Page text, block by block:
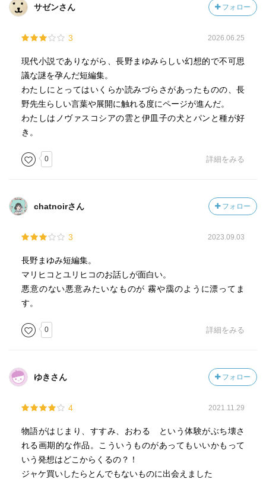
サゼンさん フォロー
3 2026.06.25
現代小説でありながら、長野まゆみらしい幻想的で不可思
議な謎を孕んだ短編集。
わたしにとってはいくらか読みづらさがあったものの、長
野先生らしい言葉や展開に触れる度にページが進んだ。
わたしはノヴァスコシアの雲と伊皿子の犬とパンと種が好
き。
0 詳細をみる
chatnoirさん フォロー
3 2023.09.03
長野まゆみ短編集。
マリヒコとユリヒコのお話しが面白い。
悪意のない悪意みたいなものが 霧や靄のように漂ってま
す。
0 詳細をみる
ゆきさん フォロー
4 2021.11.29
物語がはじまり、すすみ、おわる という体験がぶち壊さ
れる画期的な作品。こういうものがあってもいいかもって
いう発想はどこからくるの？！
ジャケ買いしたらとんでもないものに出会えました